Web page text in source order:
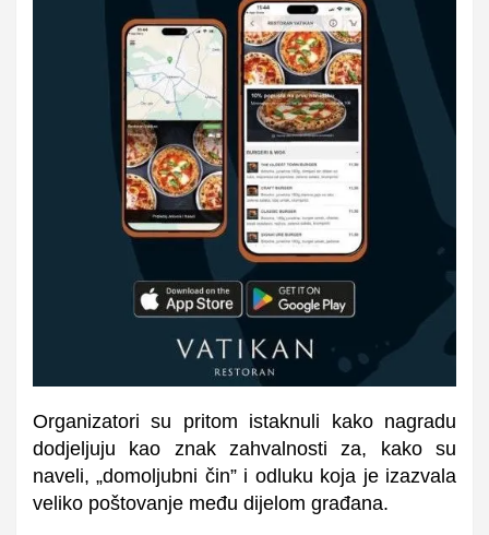
Organizatori su pritom istaknuli kako nagradu
dodjeljuju kao znak zahvalnosti za, kako su
naveli, „domoljubni čin” i odluku koja je izazvala
veliko poštovanje među dijelom građana.